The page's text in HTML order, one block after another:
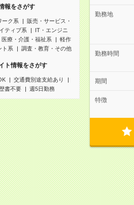
報をさがす
ーク系
販売・サービス・
ティブ系
IT・エンジニ
医療・介護・福祉系
軽作
ト系
調査・教育・その他
ト情報をさがす
交通費別途支給あり
書不要 週5日勤務
勤務地
勤務時間
期間
特徴